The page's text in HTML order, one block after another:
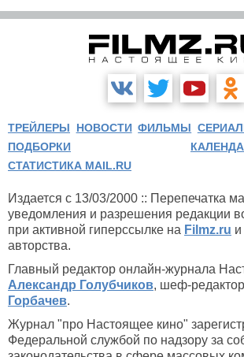
ТРЕЙЛЕРЫ НОВОСТИ ФИЛЬМЫ
ПОДБОРКИ
СТАТИСТИКА MAIL.RU
Издается с 13/03/2000 :: Перепечатка
уведомления и разрешения редакции
при активной гиперссылке на Filmz.ru
авторства.
Главный редактор онлайн-журнала
Александр Голубчиков, шеф-редактор
Горбачев.
Журнал "про Настоящее кино"
Федеральной службой по надзору за